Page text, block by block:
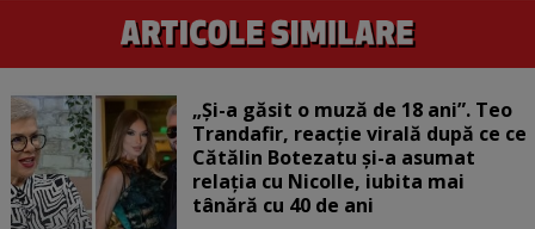
„Și-a găsit o muză de 18 ani”. Teo
Trandafir, reacție virală după ce ce
Cătălin Botezatu și-a asumat
relația cu Nicolle, iubita mai
tânără cu 40 de ani